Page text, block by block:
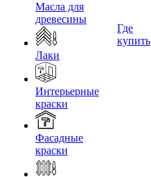
Масла для
древесины
Лаки
Интерьерные
краски
Фасадные
краски
Где
купить